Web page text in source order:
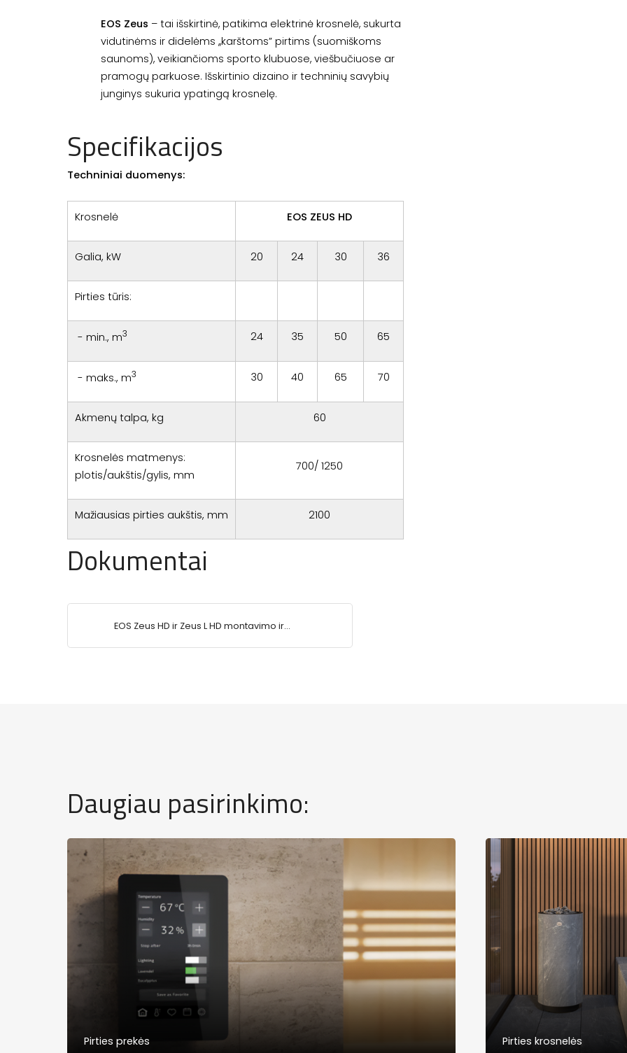
EOS Zeus – tai išskirtinė, patikima elektrinė krosnelė, sukurta
vidutinėms ir didelėms ,,karštoms” pirtims (suomiškoms
saunoms), veikiančioms sporto klubuose, viešbučiuose ar
pramogų parkuose. Išskirtinio dizaino ir techninių savybių
junginys sukuria ypatingą krosnelę.
Specifikacijos
Techniniai duomenys:
Krosnelė EOS ZEUS HD
Galia, kW 20 24 30 36
Pirties tūris:
- min., m3 24 35 50 65
- maks., m3 30 40 65 70
Akmenų talpa, kg 60
Krosnelės matmenys:
plotis/aukštis/gylis, mm
700/ 1250
Mažiausias pirties aukštis, mm 2100
Dokumentai
EOS Zeus HD ir Zeus L HD montavimo ir
Daugiau pasirinkimo:
Pirties prekės Pirties krosnelės